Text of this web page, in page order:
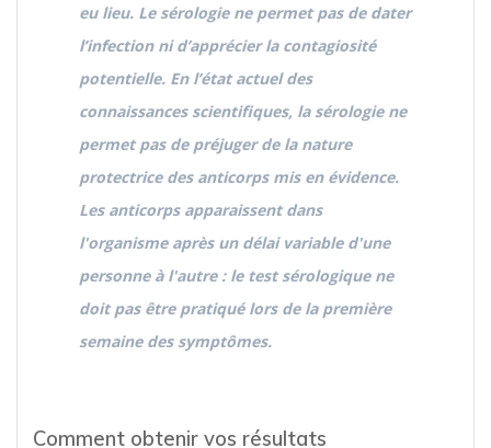
eu lieu. Le sérologie ne permet pas de dater
l’infection ni d’apprécier la contagiosité
potentielle. En l’état actuel des
connaissances scientifiques, la sérologie ne
permet pas de préjuger de la nature
protectrice des anticorps mis en évidence.
Les anticorps apparaissent dans
l'organisme après un délai variable d'une
personne à l'autre : le test sérologique ne
doit pas être pratiqué lors de la première
semaine des symptômes.
Comment obtenir vos résultats